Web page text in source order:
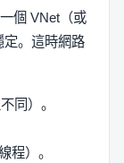
個 VNet（或
定。這時網路
同）。
程）。